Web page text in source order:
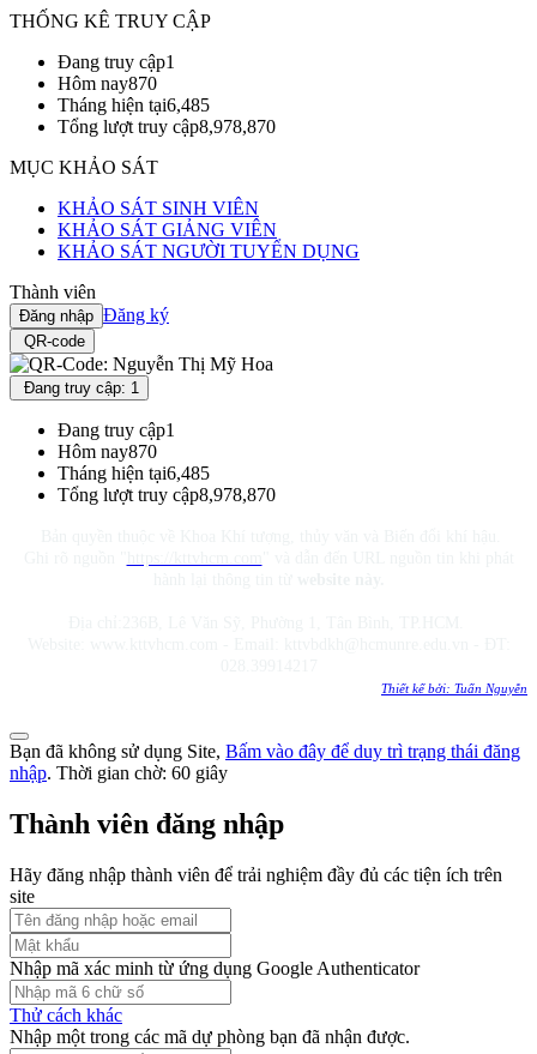
THỐNG KÊ TRUY CẬP
Đang truy cập1
Hôm nay870
Tháng hiện tại6,485
Tổng lượt truy cập8,978,870
MỤC KHẢO SÁT
KHẢO SÁT SINH VIÊN
KHẢO SÁT GIẢNG VIÊN
KHẢO SÁT NGƯỜI TUYỂN DỤNG
Thành viên
Đăng nhập Đăng ký
QR-code
Đang truy cập: 1
Đang truy cập1
Hôm nay870
Tháng hiện tại6,485
Tổng lượt truy cập8,978,870
Thiết kế bởi: Tuấn Nguyễn
Bạn đã không sử dụng Site, Bấm vào đây để duy trì trạng thái đăng
nhập. Thời gian chờ: 60 giây
Thành viên đăng nhập
Hãy đăng nhập thành viên để trải nghiệm đầy đủ các tiện ích trên
site
Nhập mã xác minh từ ứng dụng Google Authenticator
Thử cách khác
Nhập một trong các mã dự phòng bạn đã nhận được.